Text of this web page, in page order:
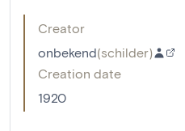
Creator
onbekend(schilder)
Creation date
1920